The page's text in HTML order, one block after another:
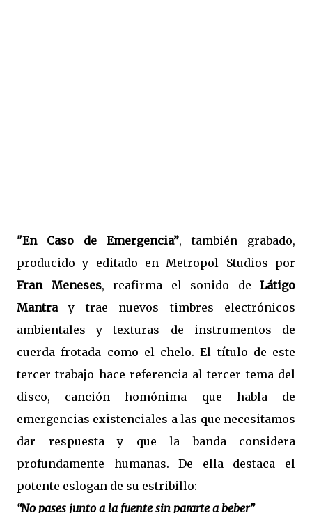
"En Caso de Emergencia”, también grabado,
producido y editado en Metropol Studios por
Fran Meneses, reafirma el sonido de Látigo
Mantray trae nuevos timbres electrónicos
ambientales y texturas de instrumentos de
cuerda frotada como el chelo. El título de este
tercer trabajo hace referencia al tercer tema del
disco, canción homónima que habla de
emergencias existenciales a las que necesitamos
dar respuesta y que la banda considera
profundamente humanas. De ella destaca el
potente eslogan de su estribillo:
“No pases junto a la fuente sin pararte a beber”